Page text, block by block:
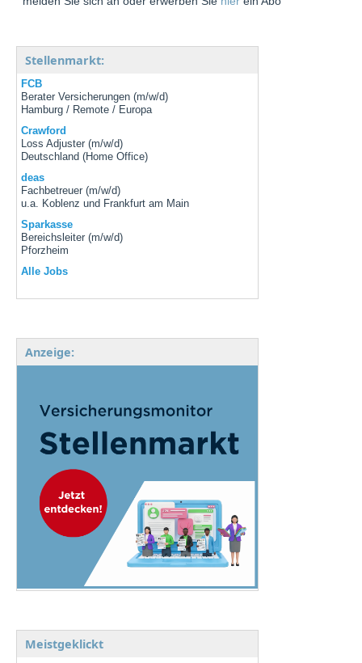
Stellenmarkt:
FCB
Berater Versicherungen (m/w/d)
Hamburg / Remote / Europa
Crawford
Loss Adjuster (m/w/d)
Deutschland (Home Office)
deas
Fachbetreuer (m/w/d)
u.a. Koblenz und Frankfurt am Main
Sparkasse
Bereichsleiter (m/w/d)
Pforzheim
Alle Jobs
Anzeige:
Meistgeklickt